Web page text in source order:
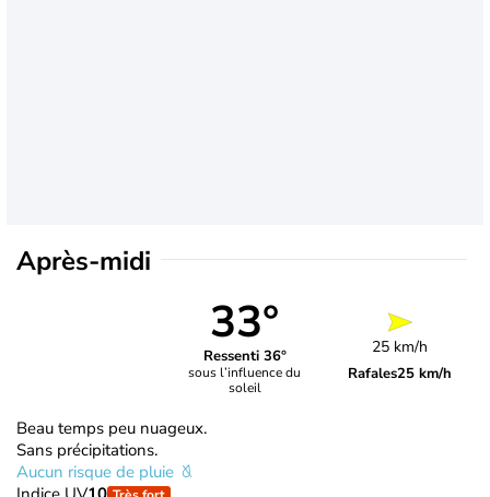
Après-midi
33°
Ressenti 36°
sous l’influence du
soleil
25 km/h
Rafales25 km/h
Beau temps peu nuageux.
Sans précipitations.
Aucun risque de pluie